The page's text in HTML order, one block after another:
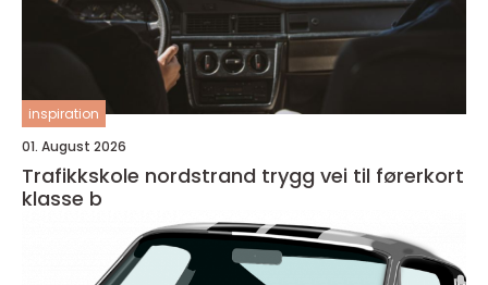
inspiration
01. August 2026
Trafikkskole nordstrand trygg vei til førerkort
klasse b